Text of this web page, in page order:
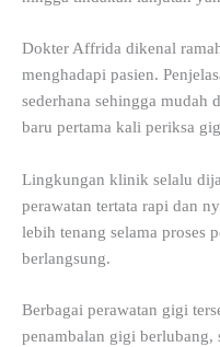
Dokter Affrida dikenal
menghadapi pasien.
sederhana sehingga mudah
baru pertama kali periksa
Lingkungan klinik selalu
perawatan tertata rapi dan
lebih tenang selama proses
berlangsung.
Berbagai perawatan gigi
penambalan gigi berlubang,